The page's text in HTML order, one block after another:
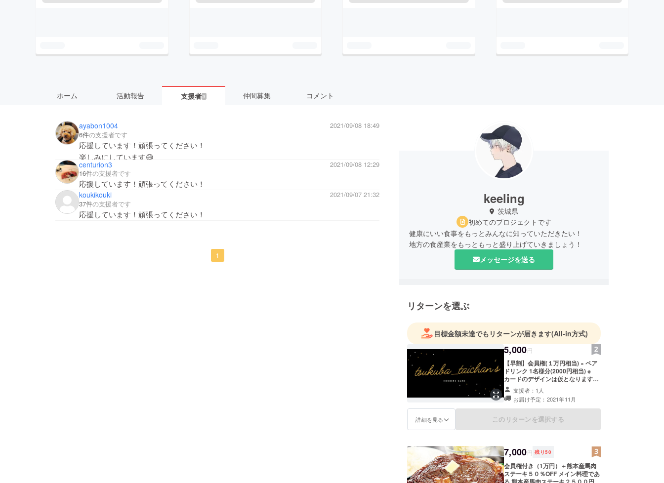
ホーム 活動報告 支援者3 仲間募集 コメント
ayabon1004
2021/09/08 18:49
6件の支援者です
応援しています！頑張ってください！
楽しみにしています😄
centurion3
2021/09/08 12:29
16件の支援者です
応援しています！頑張ってください！
koukikouki
2021/09/07 21:32
37件の支援者です
応援しています！頑張ってください！
1
keeling
茨城県
初めてのプロジェクトです
健康にいい食事をもっとみんなに知っていただきたい！
地方の食産業をもっともっと盛り上げていきましょう！
メッセージを送る
リターンを選ぶ
目標金額未達でもリターンが届きます(All-in方式)
5,000円
【早割】会員権(１万円相当) × ペア
ドリンク 1名様分(2000円相当) ※
カードのデザインは仮となります。
当店は完全会員制となり次回の募集
時期は未定です。 1. 会員権
（10,000円相当） （1）当店が利用
可能になる権利 2021年11月1日〜
2022年11月１日 WEB上で管理させ
方法】 ①初回のみメールで予約を受
け付けます ②初回来店時に会員カー
ドをお渡します ③二回目以降、会員
専用サイトからご予約となります。
支援者：1人
お届け予定：2021年11月
詳細を見る このリターンを選択する
7,000円 残り50
会員権付き（1万円）＋熊本産馬肉
ステーキ５０％OFF メイン料理であ